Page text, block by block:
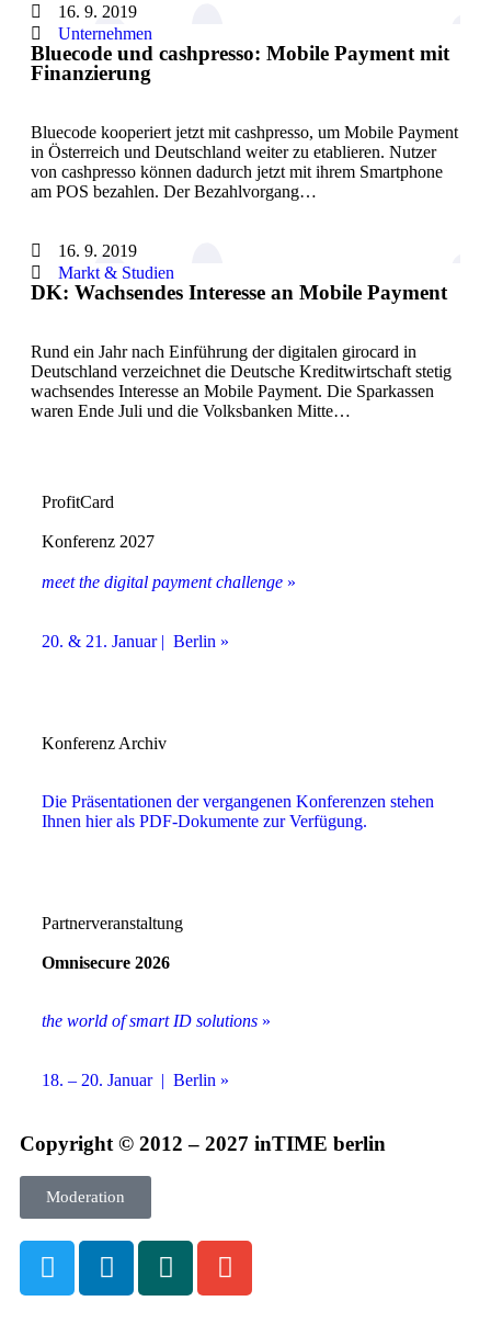
16. 9. 2019
Unternehmen
Bluecode und cashpresso: Mobile Payment mit
Finanzierung
Bluecode kooperiert jetzt mit cashpresso, um Mobile Payment
in Österreich und Deutschland weiter zu etablieren. Nutzer
von cashpresso können dadurch jetzt mit ihrem Smartphone
am POS bezahlen. Der Bezahlvorgang…
16. 9. 2019
Markt & Studien
DK: Wachsendes Interesse an Mobile Payment
Rund ein Jahr nach Einführung der digitalen girocard in
Deutschland verzeichnet die Deutsche Kreditwirtschaft stetig
wachsendes Interesse an Mobile Payment. Die Sparkassen
waren Ende Juli und die Volksbanken Mitte…
ProfitCard
Konferenz 2027
meet the digital payment challenge »
20. & 21. Januar | Berlin »
Konferenz Archiv
Die Präsentationen der vergangenen Konferenzen stehen
Ihnen hier als PDF-Dokumente zur Verfügung.
Partnerveranstaltung
Omnisecure 2026
the world of smart ID solutions »
18. – 20. Januar | Berlin »
Copyright © 2012 – 2027 inTIME berlin
Moderation